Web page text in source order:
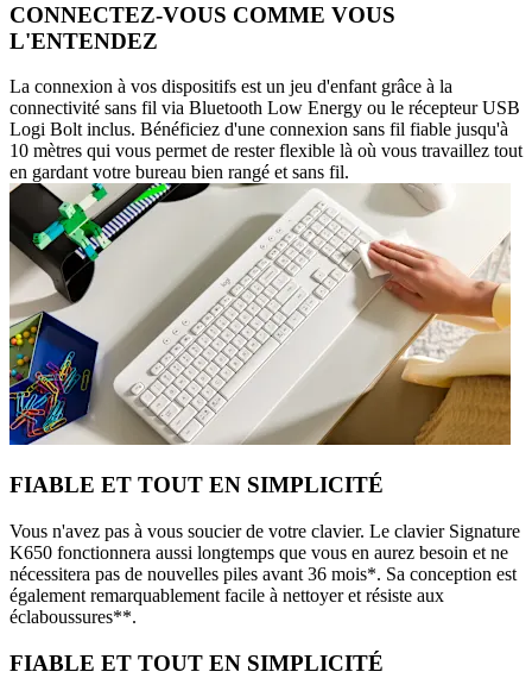
CONNECTEZ-VOUS COMME VOUS
L'ENTENDEZ
La connexion à vos dispositifs est un jeu d'enfant grâce à la
connectivité sans fil via Bluetooth Low Energy ou le récepteur USB
Logi Bolt inclus. Bénéficiez d'une connexion sans fil fiable jusqu'à
10 mètres qui vous permet de rester flexible là où vous travaillez tout
en gardant votre bureau bien rangé et sans fil.
FIABLE ET TOUT EN SIMPLICITÉ
Vous n'avez pas à vous soucier de votre clavier. Le clavier Signature
K650 fonctionnera aussi longtemps que vous en aurez besoin et ne
nécessitera pas de nouvelles piles avant 36 mois*. Sa conception est
également remarquablement facile à nettoyer et résiste aux
éclaboussures**.
FIABLE ET TOUT EN SIMPLICITÉ